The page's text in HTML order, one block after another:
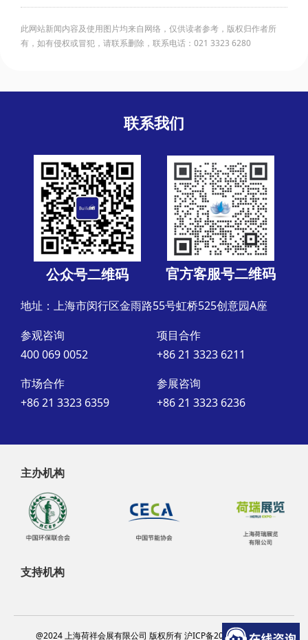
此网站新闻内容及使用图片均来自网络，仅供读者参考，版权归作者所
有，如有侵权或冒犯，请联系删除，联系电话：021 3323 6280
联系我们
公众号二维码 官方客服号二维码
地址：上海市闵行区金雨路55号虹桥525创意园A座
参观咨询
400 069 0052
项目合作
+86 21 3323 6211
市场合作
+86 21 3323 6359
参展咨询
+86 21 3323 6236
主办机构
支持机构
@2024 上海荷祥会展有限公司 版权所有 沪ICP备20012314号-13